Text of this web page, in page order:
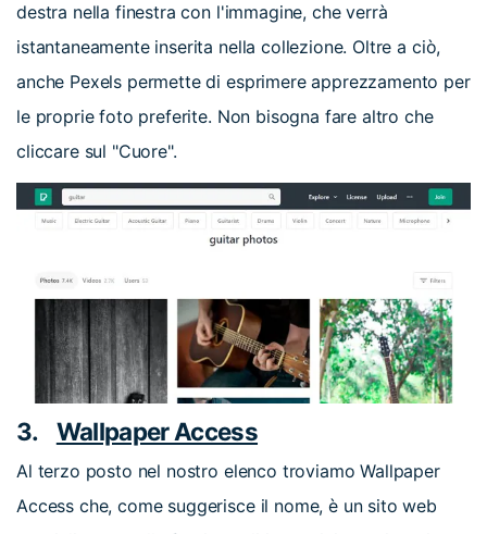
destra nella finestra con l'immagine, che verrà
istantaneamente inserita nella collezione. Oltre a ciò,
anche Pexels permette di esprimere apprezzamento per
le proprie foto preferite. Non bisogna fare altro che
cliccare sul "Cuore".
3. Wallpaper Access
Al terzo posto nel nostro elenco troviamo Wallpaper
Access che, come suggerisce il nome, è un sito web